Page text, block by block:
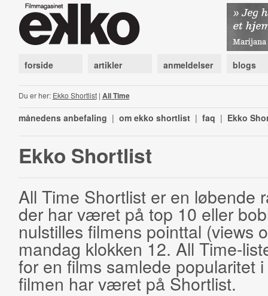
forside artikler anmeldelser blogs
Du er her: Ekko Shortlist| All Time
månedens anbefaling | om ekko shortlist | faq | Ekko
Ekko Shortlist
All Time Shortlist er en løbende
der har været på top 10 eller
nulstilles filmens pointtal (views
mandag klokken 12. All Time-
for en films samlede popularitet
filmen har været på Shortlist.